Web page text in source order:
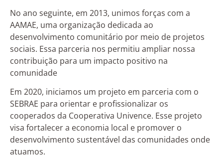
No ano seguinte, em 2013, unimos forças com a
AAMAE, uma organização dedicada ao
desenvolvimento comunitário por meio de projetos
sociais. Essa parceria nos permitiu ampliar nossa
contribuição para um impacto positivo na
comunidade
Em 2020, iniciamos um projeto em parceria com o
SEBRAE para orientar e profissionalizar os
cooperados da Cooperativa Univence. Esse projeto
visa fortalecer a economia local e promover o
desenvolvimento sustentável das comunidades onde
atuamos.